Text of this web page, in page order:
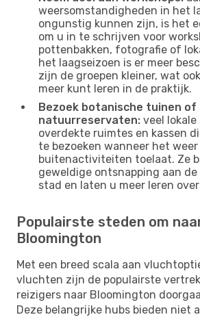
weersomstandigheden in het
ongunstig kunnen zijn, is het
om u in te schrijven voor
pottenbakken, fotografie of
het laagseizoen is er meer
zijn de groepen kleiner, wat
meer kunt leren in de praktijk.
Bezoek botanische tuinen of
natuurreservaten: veel
overdekte ruimtes en kassen
te bezoeken wanneer het weer
buitenactiviteiten toelaat. Ze
geweldige ontsnapping aan
stad en laten u meer leren
Populairste steden om
Bloomington
Met een breed scala aan
vluchten zijn de populairste
reizigers naar Bloomington
Deze belangrijke hubs bieden niet